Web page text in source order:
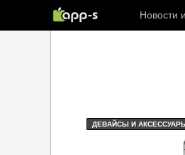
Новости
ДЕВАЙСЫ И